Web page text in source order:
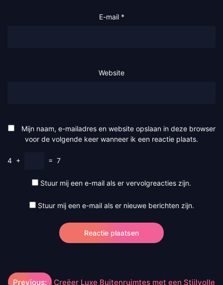
E-mail *
Website
Mijn naam, e-mailadres en website opslaan in deze browser
voor de volgende keer wanneer ik een reactie plaats.
4 + = 7
Stuur mij een e-mail als er vervolgreacties zijn.
Stuur mij een e-mail als er nieuwe berichten zijn.
Previous:
Creëer Luxe Buitenruimtes met een Stijlvolle